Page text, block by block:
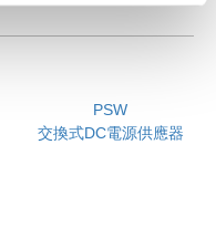
PSW
交換式DC電源供應器